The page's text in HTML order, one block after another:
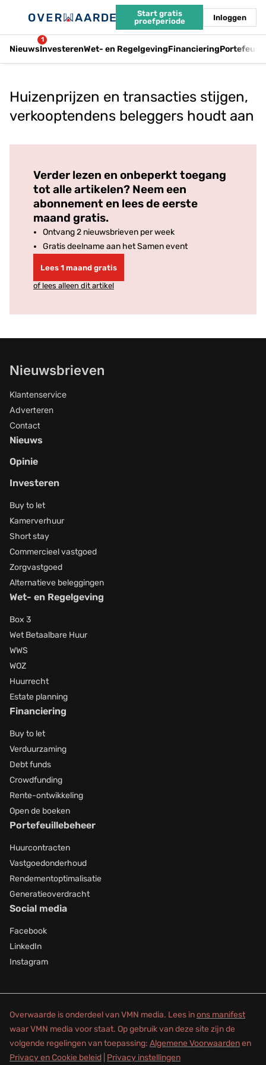
Start gratis
proefperiode
Inloggen
Nieuws
1
InvesterenWet- en RegelgevingFinanciering
Huizenprijzen en transacties stijgen,
verkooptendens beleggers houdt aan
Verder lezen en onbeperkt toegang
tot alle artikelen? Neem een
abonnement en lees de eerste
maand gratis.
Ontvang 2 nieuwsbrieven per week
Gratis deelname aan het Samen event
Lees 1 maand gratis
of lees alleen dit artikel
Nieuwsbrieven
Klantenservice
Adverteren
Contact
Nieuws
Opinie
Investeren
Buy to let
Kamerverhuur
Short stay
Commercieel vastgoed
Zorgvastgoed
Alternatieve beleggingen
Wet- en Regelgeving
Box 3
Wet Betaalbare Huur
WWS
WOZ
Huurrecht
Estate planning
Financiering
Buy to let
Verduurzaming
Debt funds
Crowdfunding
Rente-ontwikkeling
Open de boeken
Portefeuillebeheer
Huurcontracten
Vastgoedonderhoud
Rendementoptimalisatie
Generatieoverdracht
Social media
Facebook
LinkedIn
Instagram
Overwaarde is onderdeel van VMN media. Lees inons manifest
waar VMN media voor staat. Op gebruik van deze site zijn de
volgende regelingen van toepassing: Algemene Voorwaardenen
Privacy en Cookie beleid Privacy instellingen